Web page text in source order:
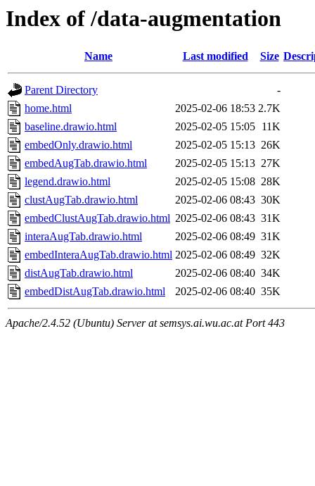
Index of /data-augmentation
Name Last modified Size
Parent Directory
-
home.html
2025-02-06 18:53 2.7K
baseline.drawio.html
2025-02-05 15:05 11K
embedOnly.drawio.html
2025-02-05 15:13 26K
embedAugTab.drawio.html
2025-02-05 15:13 27K
legend.drawio.html
2025-02-05 15:08 28K
clustAugTab.drawio.html
2025-02-06 08:43 30K
embedClustAugTab.drawio.html 2025-02-06 08:43 31K
interaAugTab.drawio.html
2025-02-06 08:49 31K
embedInteraAugTab.drawio.html 2025-02-06 08:49 32K
distAugTab.drawio.html
2025-02-06 08:40 34K
embedDistAugTab.drawio.html
2025-02-06 08:40 35K
Apache/2.4.52 (Ubuntu) Server at semsys.ai.wu.ac.at Port 443